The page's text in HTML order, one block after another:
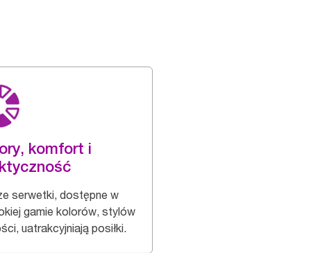
komfort i
serwetki, dostępne w
gamie kolorów, stylów
uatrakcyjniają posiłki.